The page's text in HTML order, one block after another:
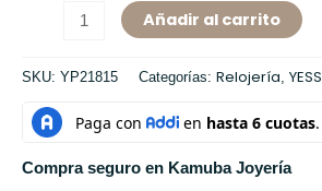
Añadir al carrito
SKU: YP21815 Categorías: Relojería, YESS
Compra seguro en Kamuba Joyería